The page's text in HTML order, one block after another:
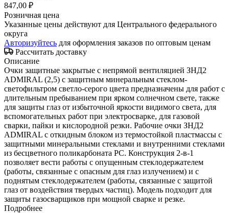
847,00 ₽
Розничная цена
Указанные цены действуют для Центрального федерального
округа
Авторизуйтесь для оформления заказов по оптовым ценам
Рассчитать доставку
Описание
Очки защитные закрытые с непрямой вентиляцией ЗНД2
ADMIRAL (2,5) с защитным минеральным стеклом-
светофильтром светло-серого цвета предназначены для работ с
длительным пребыванием при ярком солнечном свете, также
для защиты глаз от избыточной яркости видимого света, для
вспомогательных работ при электросварке, для газовой
сварки, пайки и кислородной резки. Рабочие очки ЗНД2
ADMIRAL с откидным блоком из термостойкой пластмассы с
защитными минеральными стеклами и внутренними стеклами
из бесцветного поликарбоната РС. Конструкция 2-в-1
позволяет вести работы с опущенным стеклодержателем
(работы, связанные с опасным для глаз излучением) и с
поднятым стеклодержателем (работы, связанные с защитой
глаз от воздействия твердых частиц). Модель подходит для
защиты газосварщиков при мощной сварке и резке.
Подробнее